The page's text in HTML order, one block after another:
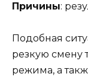
Причины:
Подобная
резкую смену
режима, а